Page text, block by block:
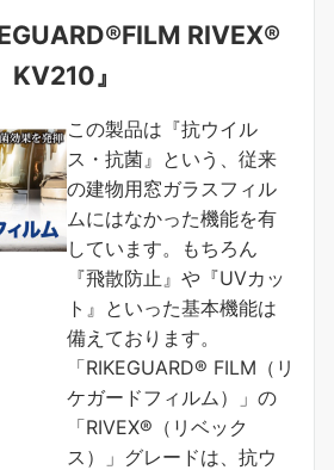
RIVEX®
KV210』
この製品は『抗ウイル
ス・抗菌』という、従来
の建物用窓ガラスフィル
ムにはなかった機能を有
しています。もちろん
『飛散防止』や『UVカッ
ト』といった基本機能は
備えております。
「RIKEGUARD® FILM（リ
ケガードフィルム）」の
「RIVEX®（リベック
ス）」グレードは、抗ウ